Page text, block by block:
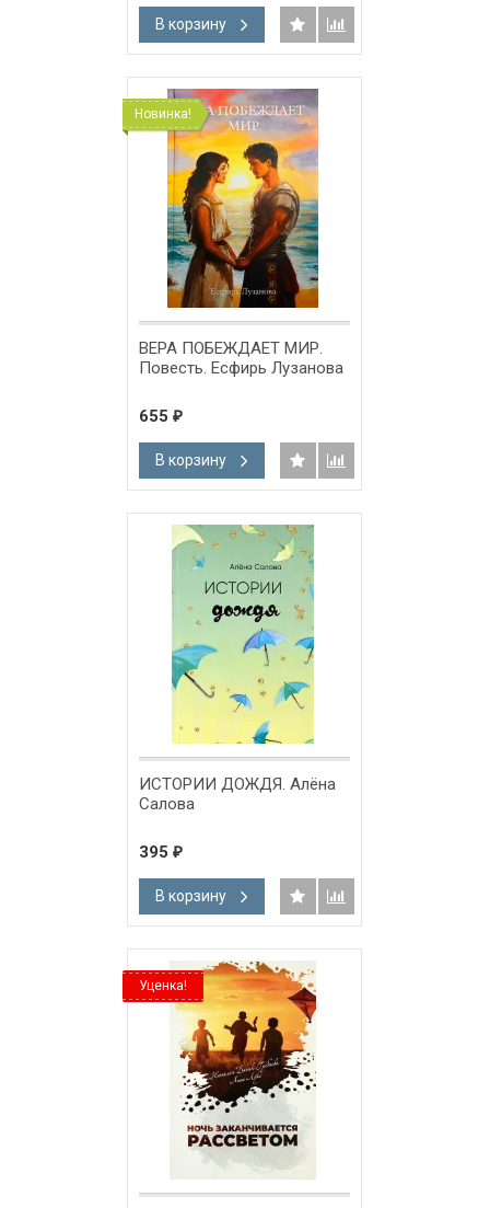
В корзину
Новинка!
ВЕРА ПОБЕЖДАЕТ МИР.
Повесть. Есфирь Лузанова
655 ₽
В корзину
ИСТОРИИ ДОЖДЯ. Алёна
Салова
395 ₽
В корзину
Уценка!